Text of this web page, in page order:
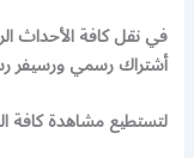
في نقل كافة الأحداث
أشتراك رسمي ورسيفر
لتستطيع مشاهدة كافة